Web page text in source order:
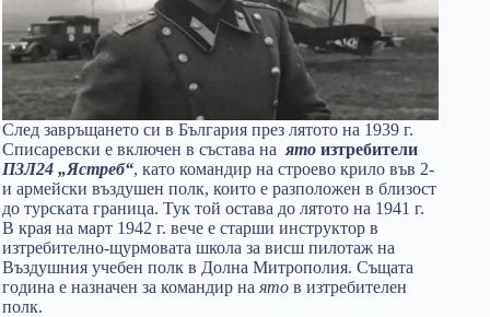
След завръщането си в България през лятото на 1939 г.
Списаревски е включен в състава на ято изтребители
П3Л24 „Ястреб“, като командир на строево крило във 2-
и армейски въздушен полк, които е разположен в близост
до турската граница. Тук той остава до лятото на 1941 г.
В края на март 1942 г. вече е старши инструктор в
изтребително-щурмовата школа за висш пилотаж на
Въздушния учебен полк в Долна Митрополия. Същата
година е назначен за командир на ято в изтребителен
полк.